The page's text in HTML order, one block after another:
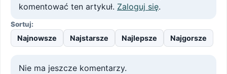
komentować ten artykuł. Zaloguj się.
Sortuj:
Najnowsze Najstarsze Najlepsze Najgorsze
Nie ma jeszcze komentarzy.